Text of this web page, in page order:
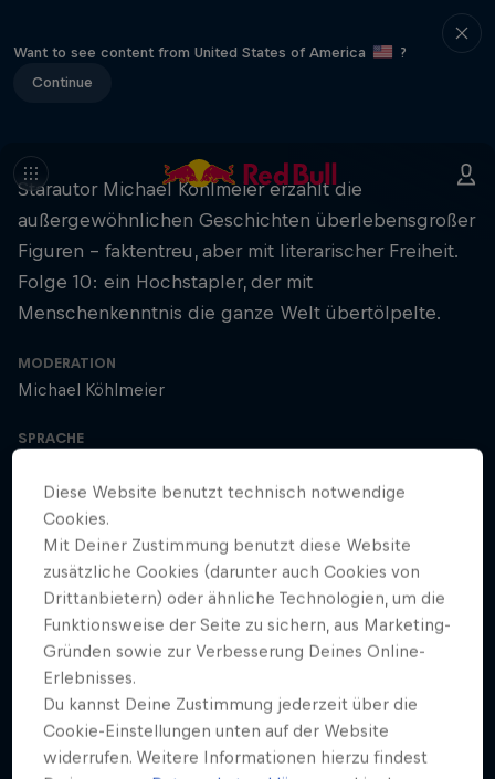
Want to see content from United States of America
?
Continue
Starautor Michael Köhlmeier erzählt die
außergewöhnlichen Geschichten überlebensgroßer
Figuren – faktentreu, aber mit literarischer Freiheit.
Folge 10: ein Hochstapler, der mit
Menschenkenntnis die ganze Welt übertölpelte.
MODERATION
Michael Köhlmeier
SPRACHE
HEADER-BILD
Bene Rohlmann, Claudia Meitert, Getty Images
COVER ARTWORK
Bene Rohlmann, Claudia Meitert, Getty Images
Der Vorarlberger Schriftsteller erzählt jeden Monat
eine Geschichte über moderne Helden. Im zehnten
Teil der Serie porträtiert er den Trickbetrüger, der Al
Diese Website benutzt technisch notwendige
Cookies.
Mit Deiner Zustimmung benutzt diese Website
zusätzliche Cookies (darunter auch Cookies von
Drittanbietern) oder ähnliche Technologien, um die
Funktionsweise der Seite zu sichern, aus Marketing-
Gründen sowie zur Verbesserung Deines Online-
Erlebnisses.
Du kannst Deine Zustimmung jederzeit über die
Cookie-Einstellungen unten auf der Website
widerrufen. Weitere Informationen hierzu findest